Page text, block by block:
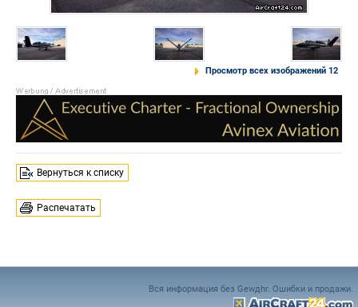
Просмотр всех изображений 12
Вернуться к списку
Распечатать
Вся информация без Gewдhr. Ошибки и продажи.